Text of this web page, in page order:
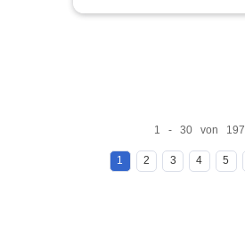
1 - 30 von 197
1 2 3 4 5